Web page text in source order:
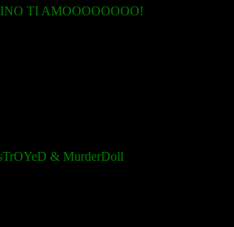
TI AMOOOOOOOO!
& MurderDoll